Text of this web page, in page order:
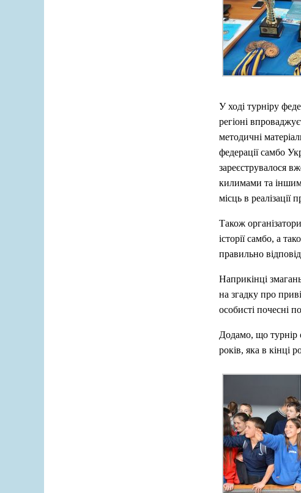
У ході турніру
регіоні
методичні
федерації самбо
зареєструвалося
килимами та іншим
місць в
Також
історії самбо, а
правильно
Наприкінці
на згадку про
особисті почесні
Додамо, що турнір
років, яка в кінці